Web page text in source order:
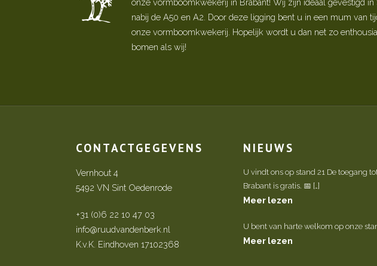
nabij de A50 en A2. Door deze ligging bent u in een mum van
onze vormboomkwekerij. Hopelijk wordt u dan net zo
bomen als wij!
CONTACTGEGEVENS
Vernhout 4
5492 VN Sint Oedenrode
+31 (0)6 22 10 47 03
info@ruudvandenberk.nl
K.v.K. Eindhoven 17102368
NIEUWS
U vindt ons op stand 21 De toegang
Brabant is gratis. 📅 […]
Meer lezen
U bent van harte welkom op onze
Meer lezen